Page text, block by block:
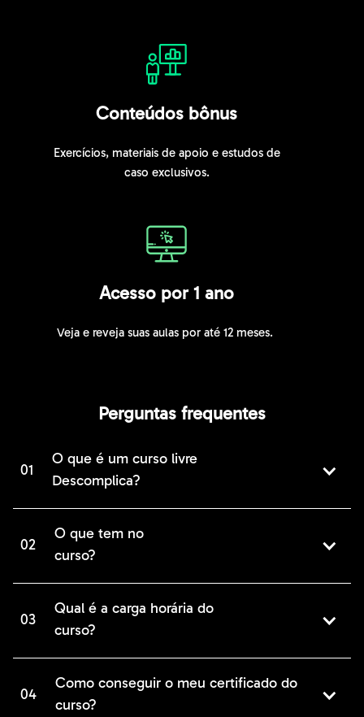
Conteúdos bônus
Exercícios, materiais de apoio e estudos de
caso exclusivos.
Acesso por 1 ano
Veja e reveja suas aulas por até 12 meses.
Perguntas frequentes
01
O que é um curso livre
Descomplica?
02
O que tem no
curso?
03
Qual é a carga horária do
curso?
04
Como conseguir o meu certificado do
curso?